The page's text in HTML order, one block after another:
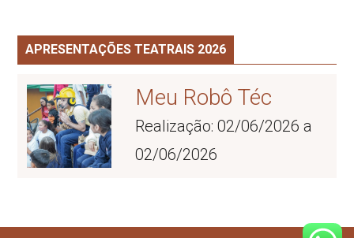
APRESENTAÇÕES TEATRAIS 2026
Meu Robô Téc
Realização: 02/06/2026 a
02/06/2026